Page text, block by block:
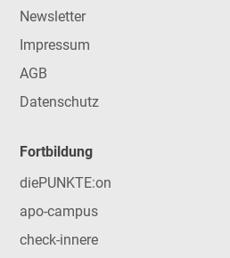
Newsletter
Impressum
AGB
Datenschutz
Fortbildung
diePUNKTE:on
apo-campus
check-innere